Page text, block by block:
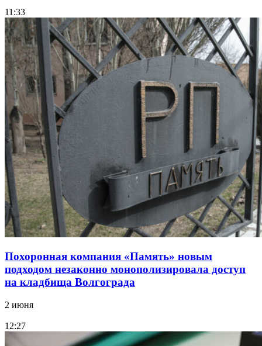
11:33
Похоронная компания «Память» новым
подходом незаконно монополизировала доступ
на кладбища Волгограда
2 июня
12:27